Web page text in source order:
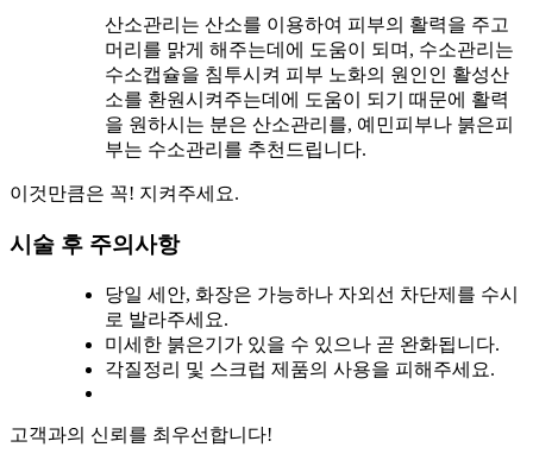
산소관리는 산소를 이용하여 피부의 활력을 주고
머리를 맑게 해주는데에 도움이 되며, 수소관리는
수소캡슐을 침투시켜 피부 노화의 원인인 활성산
소를 환원시켜주는데에 도움이 되기 때문에 활력
을 원하시는 분은 산소관리를, 예민피부나 붉은피
부는 수소관리를 추천드립니다.
이것만큼은 꼭! 지켜주세요.
시술 후 주의사항
당일 세안, 화장은 가능하나 자외선 차단제를 수시
로 발라주세요.
미세한 붉은기가 있을 수 있으나 곧 완화됩니다.
각질정리 및 스크럽 제품의 사용을 피해주세요.
고객과의 신뢰를 최우선합니다!